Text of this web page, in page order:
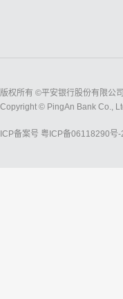
版权所有 ©平安银行股份有限公
Copyright © PingAn Bank Co.,
ICP备案号 粤ICP备06118290号-